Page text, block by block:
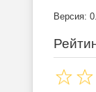
Версия: